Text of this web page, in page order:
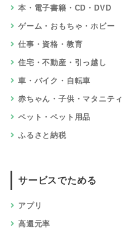
本・電子書籍・CD・DVD
ゲーム・おもちゃ・ホビー
仕事・資格・教育
住宅・不動産・引っ越し
車・バイク・自転車
赤ちゃん・子供・マタニティ
ペット・ペット用品
ふるさと納税
サービスでためる
アプリ
高還元率